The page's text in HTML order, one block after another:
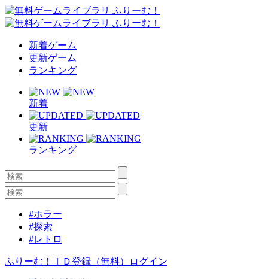
新着ゲーム
更新ゲーム
ランキング
新着
更新
ランキング
#ホラー
#探索
#レトロ
ふりーむ！ＩＤ登録（無料） ログイン